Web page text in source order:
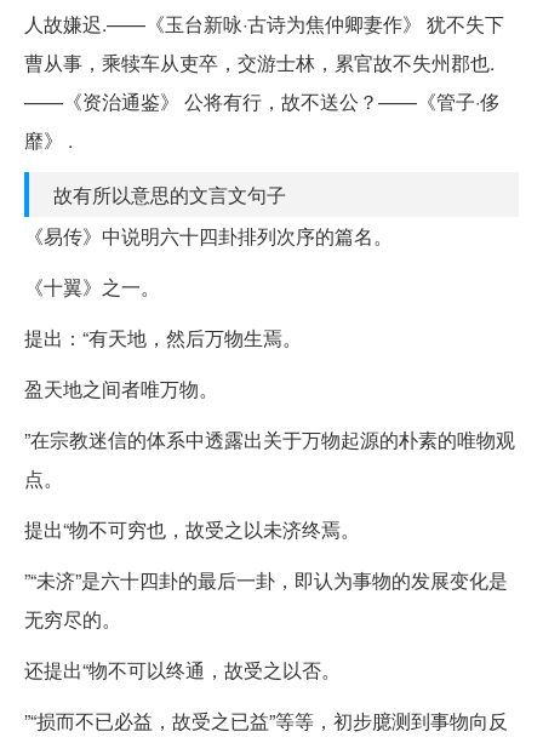
人故嫌迟.——《玉台新咏·古诗为焦仲卿妻作》 犹不失下
曹从事，乘犊车从吏卒，交游士林，累官故不失州郡也.
——《资治通鉴》 公将有行，故不送公？——《管子·侈
靡》 .
故有所以意思的文言文句子
《易传》中说明六十四卦排列次序的篇名。
《十翼》之一。
提出：“有天地，然后万物生焉。
盈天地之间者唯万物。
”在宗教迷信的体系中透露出关于万物起源的朴素的唯物观
点。
提出“物不可穷也，故受之以未济终焉。
”“未济”是六十四卦的最后一卦，即认为事物的发展变化是
无穷尽的。
还提出“物不可以终通，故受之以否。
”“损而不已必益，故受之已益”等等，初步臆测到事物向反